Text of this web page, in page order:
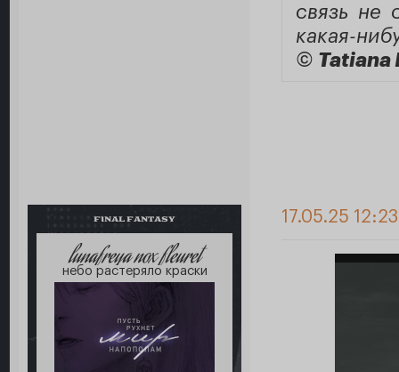
связь не
какая-
© Tatiana
FINAL FANTASY
lunafreya nox fleuret
небо растеряло краски
17.05.25